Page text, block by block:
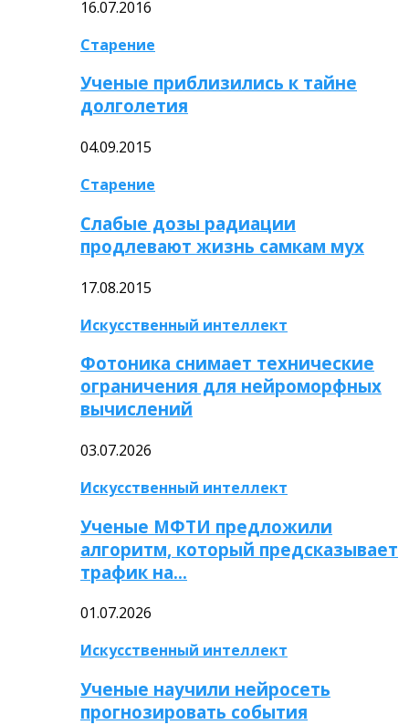
16.07.2016
Старение
Ученые приблизились к тайне
долголетия
04.09.2015
Старение
Слабые дозы радиации
продлевают жизнь самкам мух
17.08.2015
Искусственный интеллект
Фотоника снимает технические
ограничения для нейроморфных
вычислений
03.07.2026
Искусственный интеллект
Ученые МФТИ предложили
алгоритм, который предсказывает
трафик на…
01.07.2026
Искусственный интеллект
Ученые научили нейросеть
прогнозировать события